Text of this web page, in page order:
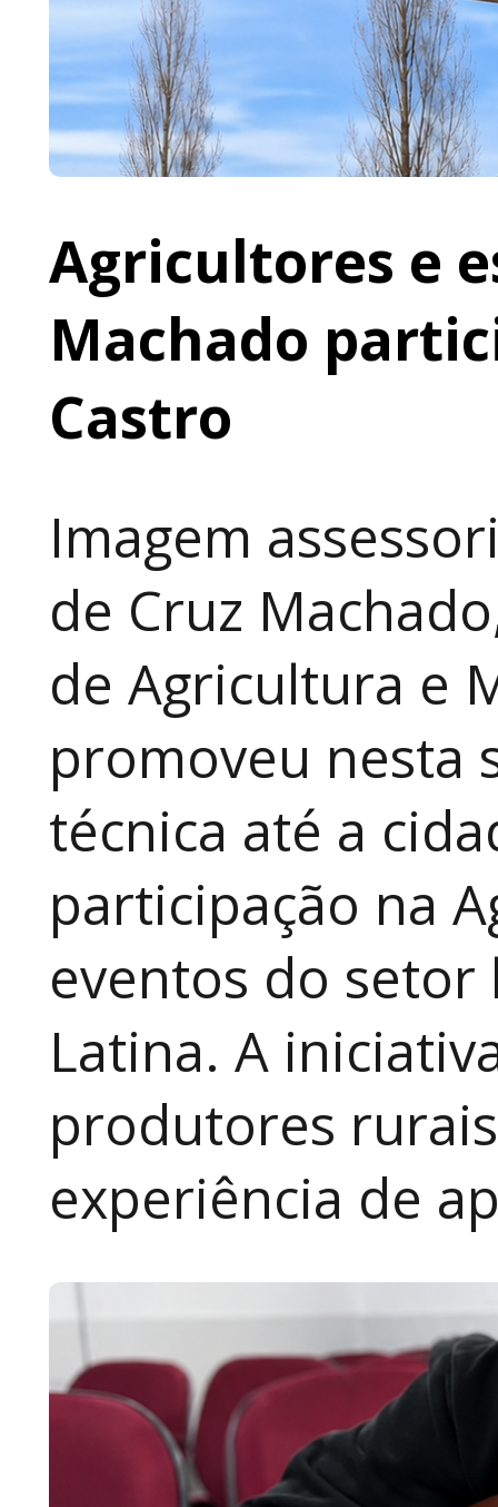
Agricultores e
Machado
Castro
Imagem
de Cruz
de Agricultura e
promoveu nesta
técnica até a
participação na
eventos do
Latina. A
produtores
experiência de